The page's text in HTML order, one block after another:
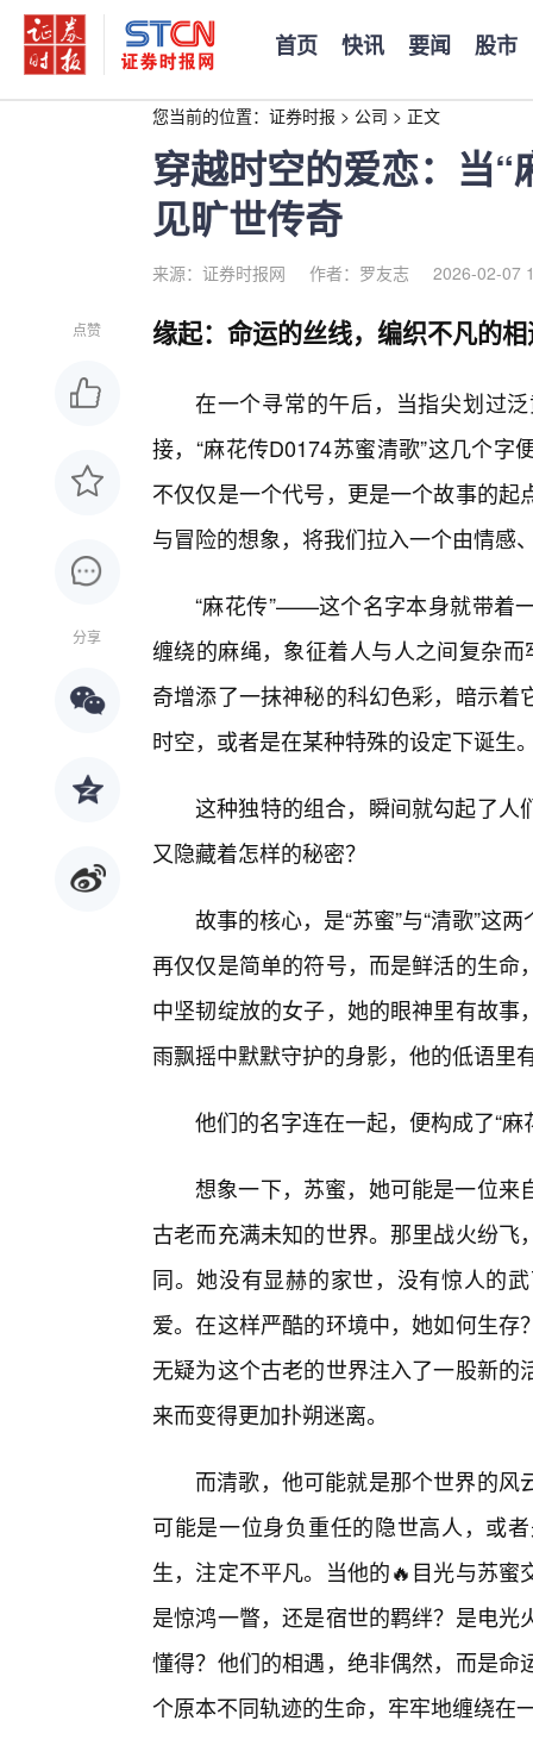
首页 快讯 要闻 股市
您当前的位置： 证券时报 > 公司 > 正文
穿越时空的爱恋：当
见旷世传奇
来源：证券时报网 作者：罗友志 2026-02-07
点赞
分享
缘起：命运的丝线，编织不凡的
在一个寻常的午后，当指尖划过
接，“麻花传D0174苏蜜清歌”这几个
不仅仅是一个代号，更是一个故事的
与冒险的想象，将我们拉入一个由情感
“麻花传”——这个名字本身就带着
缠绕的麻绳，象征着人与人之间复杂
奇增添了一抹神秘的科幻色彩，暗示
时空，或者是在某种特殊的设定下诞生
这种独特的组合，瞬间就勾起了人
又隐藏着怎样的秘密？
故事的核心，是“苏蜜”与“清歌”这
再仅仅是简单的符号，而是鲜活的生
中坚韧绽放的女子，她的眼神里有故
雨飘摇中默默守护的身影，他的低语里
他们的名字连在一起，便构成了“
想象一下，苏蜜，她可能是一位来
古老而充满未知的世界。那里战火纷
同。她没有显赫的家世，没有惊人的
爱。在这样严酷的环境中，她如何生
无疑为这个古老的世界注入了一股新
来而变得更加扑朔迷离。
而清歌，他可能就是那个世界的
可能是一位身负重任的隐世高人，或
生，注定不平凡。当他的🔥目光与苏
是惊鸿一瞥，还是宿世的羁绊？是电
懂得？他们的相遇，绝非偶然，而是
个原本不同轨迹的生命，牢牢地缠绕在